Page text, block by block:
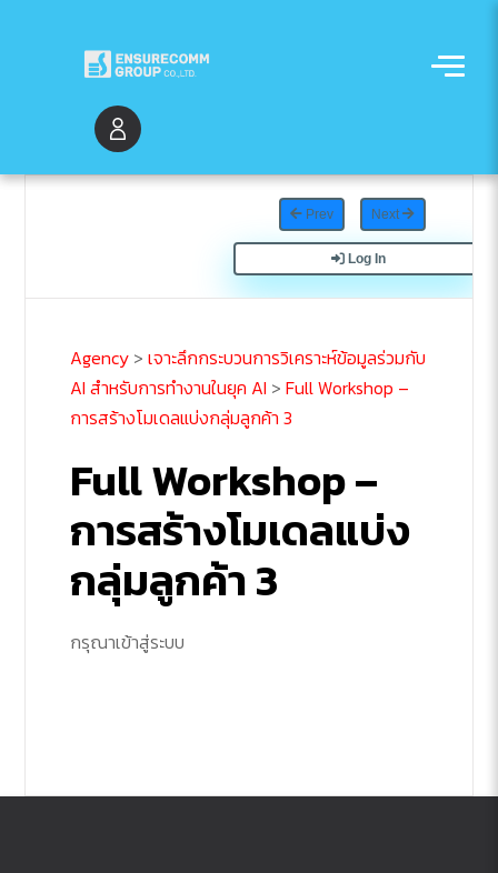
Prev Next
Log In
Agency >เจาะลึกกระบวนการวิเคราะห์ข้อมูลร่วมกับ
AI สำหรับการทำงานในยุค AI >Full Workshop –
การสร้างโมเดลแบ่งกลุ่มลูกค้า 3
Full Workshop –
การสร้างโมเดลแบ่ง
กลุ่มลูกค้า 3
กรุณาเข้าสู่ระบบ